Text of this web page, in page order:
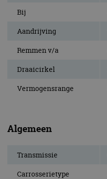
Bij
Aandrijving
Remmen v/a
Draaicirkel
Vermogensrange
Algemeen
Transmissie
Carrosserietype